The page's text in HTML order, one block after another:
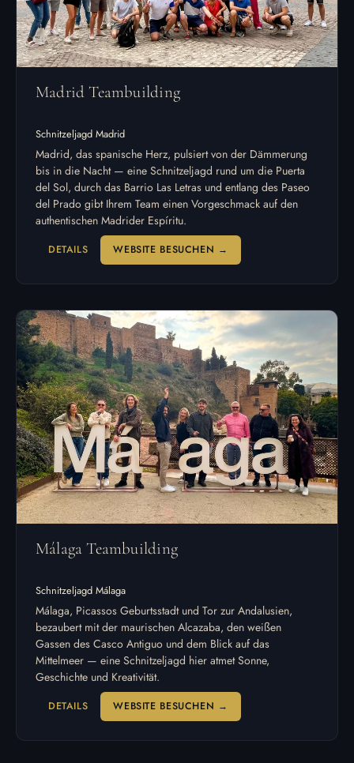
Madrid Teambuilding
Schnitzeljagd Madrid
Madrid, das spanische Herz, pulsiert von der Dämmerung
bis in die Nacht — eine Schnitzeljagd rund um die Puerta
del Sol, durch das Barrio Las Letras und entlang des Paseo
del Prado gibt Ihrem Team einen Vorgeschmack auf den
authentischen Madrider Espíritu.
DETAILS WEBSITE BESUCHEN →
Málaga Teambuilding
Schnitzeljagd Málaga
Málaga, Picassos Geburtsstadt und Tor zur Andalusien,
bezaubert mit der maurischen Alcazaba, den weißen
Gassen des Casco Antiguo und dem Blick auf das
Mittelmeer — eine Schnitzeljagd hier atmet Sonne,
Geschichte und Kreativität.
DETAILS WEBSITE BESUCHEN →